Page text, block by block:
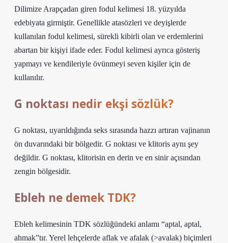
Dilimize Arapçadan giren fodul kelimesi 18. yüzyılda
edebiyata girmiştir. Genellikle atasözleri ve deyişlerde
kullanılan fodul kelimesi, sürekli kibirli olan ve erdemlerini
abartan bir kişiyi ifade eder. Fodul kelimesi ayrıca gösteriş
yapmayı ve kendileriyle övünmeyi seven kişiler için de
kullanılır.
G noktası nedir ekşi sözlük?
G noktası, uyarıldığında seks sırasında hazzı artıran vajinanın
ön duvarındaki bir bölgedir. G noktası ve klitoris aynı şey
değildir. G noktası, klitorisin en derin ve en sinir açısından
zengin bölgesidir.
Ebleh ne demek TDK?
Ebleh kelimesinin TDK sözlüğündeki anlamı “aptal, aptal,
ahmak”tır. Yerel lehçelerde aflak ve afalak (>avalak) biçimleri